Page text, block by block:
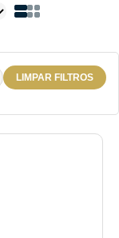
LIMPAR FILTROS